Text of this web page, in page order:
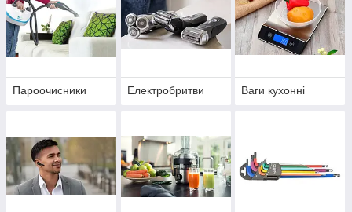
Пароочисники Електробритви Ваги кухонні